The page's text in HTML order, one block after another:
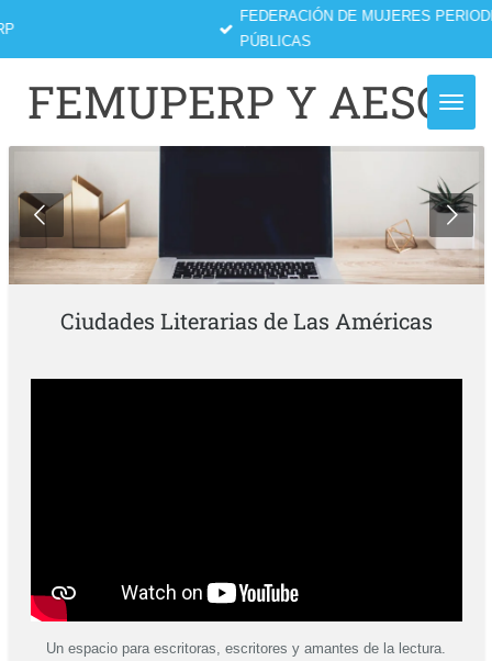
Ir
principal
FEMUPERP Y AESCA
FEDERACIÓN DE MUJERES PERIODISTAS Y RELACIONISTAS
Ciudades Literarias de Las Américas
Un espacio para escritoras, escritores y amantes de la lectura.